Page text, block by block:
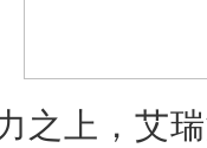
之上，艾